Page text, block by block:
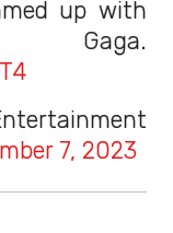
up with
7, 2023